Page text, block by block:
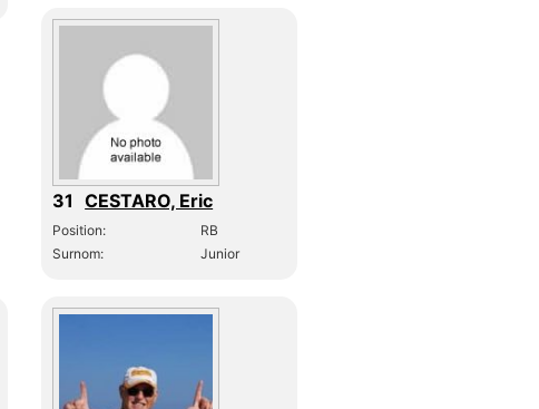
31 CESTARO, Eric
Position:
RB
Surnom:
Junior